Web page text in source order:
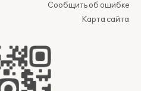
Сообщить об ошибке
Карта сайта